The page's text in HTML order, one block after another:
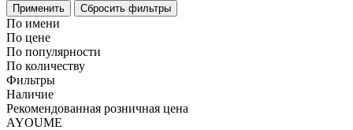
Применить Сбросить фильтры
По имени
По цене
По популярности
По количеству
Фильтры
Наличие
Рекомендованная розничная цена
AYOUME